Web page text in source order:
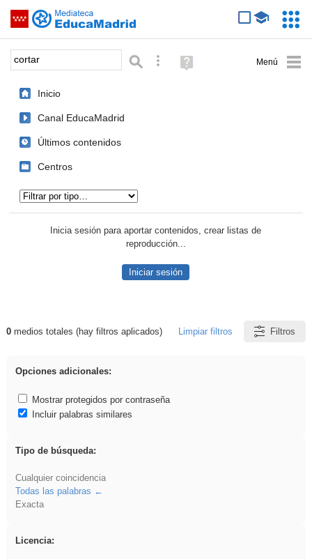
Saltar navegación
Palabra o frase: Búsqueda avanzada
Ayuda
(en
Inicio
Canal EducaMadrid
Últimos contenidos
Centros
Inicia sesión para aportar contenidos, crear listas de
reproducción...
Iniciar sesión
Resultados de: cortar
0medios totales (hay filtros aplicados) Limpiar filtros Filtros
Opciones adicionales:
Mostrar protegidos por contraseña
Incluir palabras similares
Tipo de búsqueda:
Cualquier coincidencia
Todas las palabras
Exacta
Licencia: